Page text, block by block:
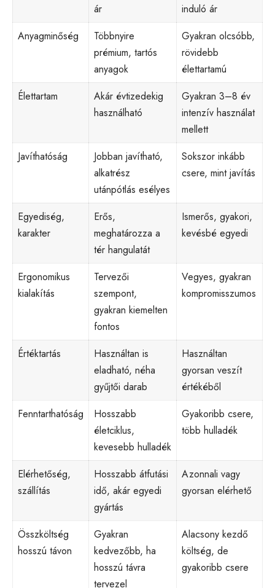
ár
induló ár
Anyagminőség
Többnyire
prémium, tartós
anyagok
Gyakran olcsóbb,
rövidebb
élettartamú
Élettartam
Akár évtizedekig
használható
Gyakran 3–8 év
intenzív használat
mellett
Javíthatóság
Jobban javítható,
alkatrész
utánpótlás esélyes
Sokszor inkább
csere, mint javítás
Egyediség,
karakter
Erős,
meghatározza a
tér hangulatát
Ismerős, gyakori,
kevésbé egyedi
Ergonomikus
kialakítás
Tervezői
szempont,
gyakran kiemelten
fontos
Vegyes, gyakran
kompromisszumos
Értéktartás
Használtan is
eladható, néha
gyűjtői darab
Használtan
gyorsan veszít
értékéből
Fenntarthatóság
Hosszabb
életciklus,
kevesebb hulladék
Gyakoribb csere,
több hulladék
Elérhetőség,
szállítás
Hosszabb átfutási
idő, akár egyedi
gyártás
Azonnali vagy
gyorsan elérhető
Összköltség
hosszú távon
Gyakran
kedvezőbb, ha
hosszú távra
tervezel
Alacsony kezdő
költség, de
gyakoribb csere